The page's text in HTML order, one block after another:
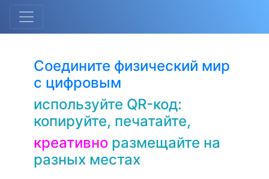
Соедините физический мир
с цифровым
используйте QR-код:
копируйте, печатайте,
креативно размещайте на
разных местах